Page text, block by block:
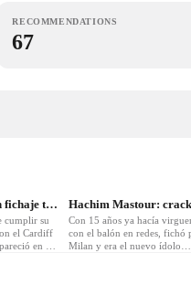
RECOMMENDATIONS
67
Emiliano Sala: un fichaje truncado
cumplir su
el Cardiff
en el
Con 15 años ya hacía
con el balón en redes, fichó
Milan y era el nuevo ídolo…